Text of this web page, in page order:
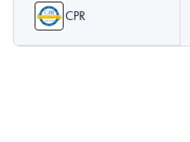
CPR